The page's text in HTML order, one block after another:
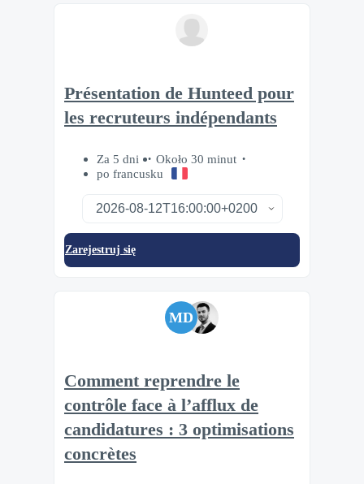
Présentation de Hunteed pour
les recruteurs indépendants
Za 5 dni
Około 30 minut
po francusku
Zarejestruj się
MD
Comment reprendre le
contrôle face à l’afflux de
candidatures : 3 optimisations
concrètes